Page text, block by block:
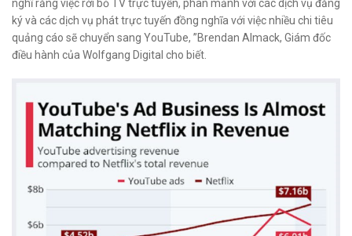
nghĩ rằng việc rời bỏ TV trực tuyến, phân mảnh với các dịch vụ đăng
ký và các dịch vụ phát trực tuyến đồng nghĩa với việc nhiều chi tiêu
quảng cáo sẽ chuyển sang YouTube, ”Brendan Almack, Giám đốc
điều hành của Wolfgang Digital cho biết.